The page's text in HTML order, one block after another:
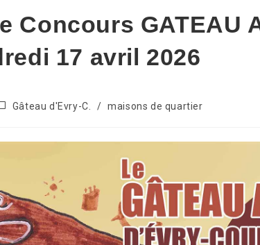
Concours GATEAU
17 avril 2026
Gâteau d'Evry-C. / maisons de quartier